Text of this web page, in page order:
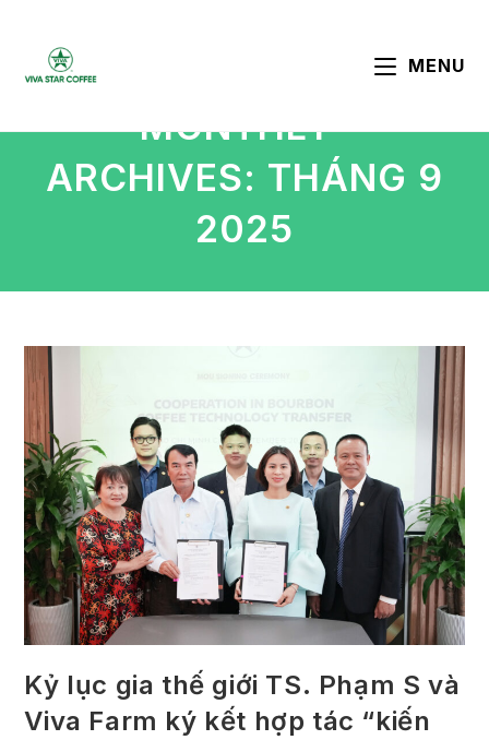
MENU
MONTHLY
ARCHIVES: THÁNG 9
2025
Kỷ lục gia thế giới TS. Phạm S và
Viva Farm ký kết hợp tác “kiến